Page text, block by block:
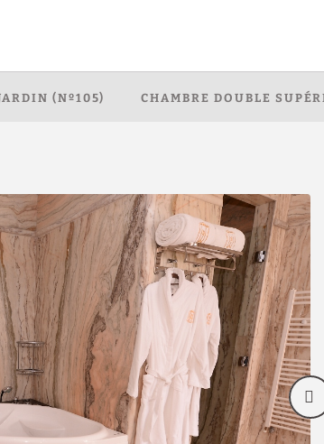
Hôtel à Rabat. Site Web Officiel.
(Nº105) CHAMBRE DOUBLE